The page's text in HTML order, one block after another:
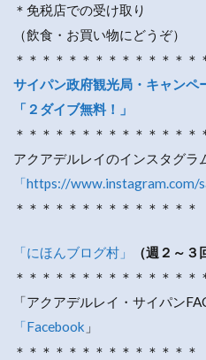
＊免税店での受け取り
（飲食・お買い物にどうぞ）
＊＊＊＊＊＊＊＊＊＊＊＊＊＊
サイパン政府観光局・キャンペ
「２ダイブ無料！」
＊＊＊＊＊＊＊＊＊＊＊＊＊＊
アクアデルレイのインスタグラ
「https://www.instagram.com/
＊＊＊＊＊＊＊＊＊＊＊＊＊＊
「にほんブログ村」
（週２～３
＊＊＊＊＊＊＊＊＊＊＊＊＊＊
「アクアデルレイ・サイパン
「Facebook 」
＊＊＊＊＊＊＊＊＊＊＊＊＊＊